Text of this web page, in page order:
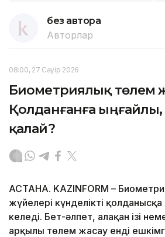
без автора
Авторлар
08:00, 27 Сәуір 2026
Биометриялық төлем
Қолданғанға
қалай?
АСТАНА. KAZINFORM –
жүйелері күнделікті қолданысқа
келеді. Бет-әлпет, алақан ізі
арқылы төлем жасау енді